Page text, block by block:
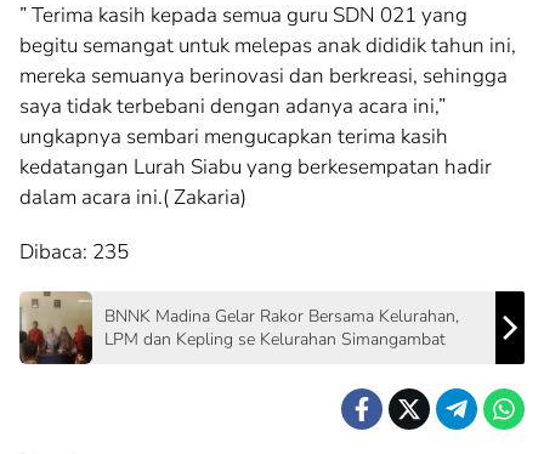
” Terima kasih kepada semua guru SDN 021 yang
begitu semangat untuk melepas anak dididik tahun ini,
mereka semuanya berinovasi dan berkreasi, sehingga
saya tidak terbebani dengan adanya acara ini,”
ungkapnya sembari mengucapkan terima kasih
kedatangan Lurah Siabu yang berkesempatan hadir
dalam acara ini.( Zakaria)
Dibaca: 235
BNNK Madina Gelar Rakor Bersama Kelurahan,
LPM dan Kepling se Kelurahan Simangambat